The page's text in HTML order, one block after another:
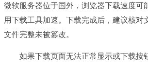
微软服务器位于国外，浏览器下载速度可
用下载工具加速。下载完成后，建议核对
文件完整未被篡改。
如果下载页面无法正常显示或下载按